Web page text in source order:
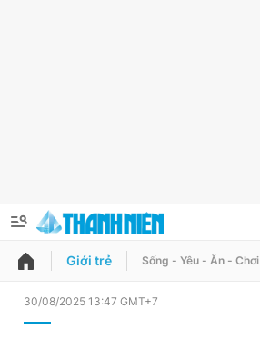
QUẢNG CÁO
Giới trẻ Sống - Yêu - Ăn - Chơi
30/08/2025 13:47 GMT+7